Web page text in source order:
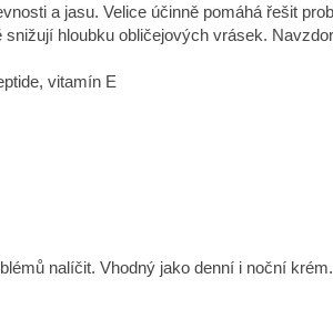
a jasu. Velice účinně pomáhá řešit
hloubku obličejových vrásek.
vitamín E
nalíčit. Vhodný jako denní i noční krém.